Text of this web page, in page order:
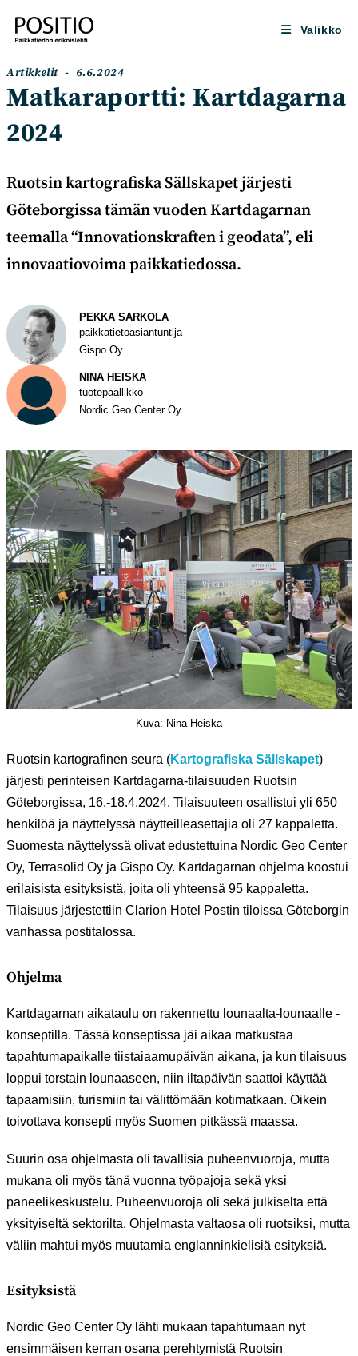
suoraan
sisältöön
Valikko
Artikkelin
kategoria:
Artikkelit
Artikkeli
6.6.2024
Matkaraportti: Kartdagarna
2024
Ruotsin kartografiska Sällskapet järjesti
Göteborgissa tämän vuoden Kartdagarnan
teemalla “Innovationskraften i geodata”, eli
innovaatiovoima paikkatiedossa.
Kirjoittaja
PEKKA SARKOLA
paikkatietoasiantuntija
Gispo Oy
NINA HEISKA
tuotepäällikkö
Nordic Geo Center Oy
Kuva: Nina Heiska
Ruotsin kartografinen seura (Kartografiska Sällskapet)
järjesti perinteisen Kartdagarna-tilaisuuden Ruotsin
Göteborgissa, 16.-18.4.2024. Tilaisuuteen osallistui yli 650
henkilöä ja näyttelyssä näytteilleasettajia oli 27 kappaletta.
Suomesta näyttelyssä olivat edustettuina Nordic Geo Center
Oy, Terrasolid Oy ja Gispo Oy. Kartdagarnan ohjelma koostui
erilaisista esityksistä, joita oli yhteensä 95 kappaletta.
Tilaisuus järjestettiin Clarion Hotel Postin tiloissa Göteborgin
vanhassa postitalossa.
Ohjelma
Kartdagarnan aikataulu on rakennettu lounaalta-lounaalle -
konseptilla. Tässä konseptissa jäi aikaa matkustaa
tapahtumapaikalle tiistaiaamupäivän aikana, ja kun tilaisuus
loppui torstain lounaaseen, niin iltapäivän saattoi käyttää
tapaamisiin, turismiin tai välittömään kotimatkaan. Oikein
toivottava konsepti myös Suomen pitkässä maassa.
Suurin osa ohjelmasta oli tavallisia puheenvuoroja, mutta
mukana oli myös tänä vuonna työpajoja sekä yksi
paneelikeskustelu. Puheenvuoroja oli sekä julkiselta että
yksityiseltä sektorilta. Ohjelmasta valtaosa oli ruotsiksi, mutta
väliin mahtui myös muutamia englanninkielisiä esityksiä.
Esityksistä
Nordic Geo Center Oy lähti mukaan tapahtumaan nyt
ensimmäisen kerran osana perehtymistä Ruotsin